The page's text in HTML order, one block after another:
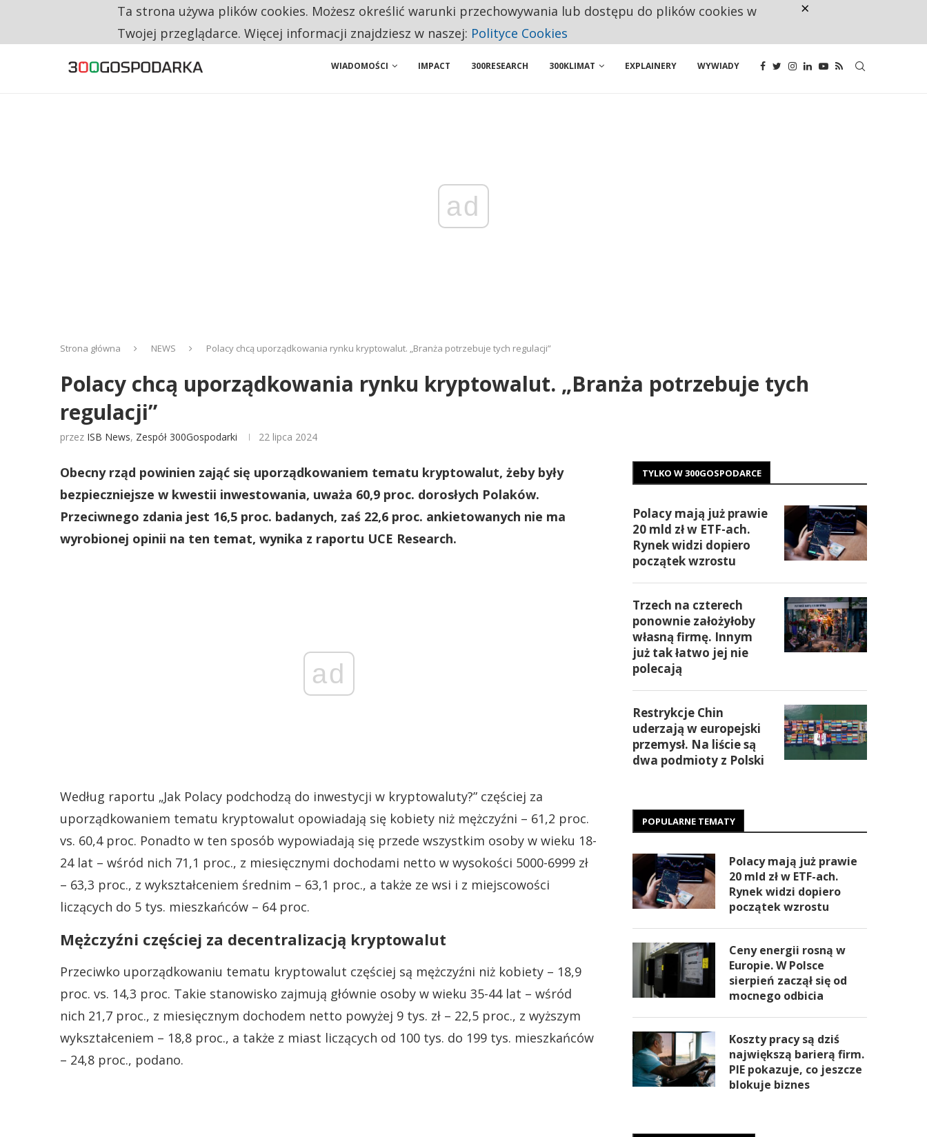
RESTRYKCJE CHIN UDERZAJĄ W EUROPEJSKI PRZEMYSŁ. NA LIŚCIE SĄ DWA PODMIOTY Z POLSKI
WIADOMOŚCI IMPACT 300RESEARCH 300KLIMAT EXPLAINERY WYWIADY
ad
Strona główna NEWS Polacy chcą uporządkowania rynku kryptowalut. „Branża potrzebuje tych regulacji”
Polacy chcą uporządkowania rynku kryptowalut. „Branża potrzebuje tych
regulacji”
przez ISB News, Zespół 300Gospodarki 22 lipca 2024
Obecny rząd powinien zająć się uporządkowaniem tematu kryptowalut, żeby były
bezpieczniejsze w kwestii inwestowania, uważa 60,9 proc. dorosłych Polaków.
Przeciwnego zdania jest 16,5 proc. badanych, zaś 22,6 proc. ankietowanych nie ma
wyrobionej opinii na ten temat, wynika z raportu UCE Research.
ad
Według raportu „Jak Polacy podchodzą do inwestycji w kryptowaluty?” częściej za
uporządkowaniem tematu kryptowalut opowiadają się kobiety niż mężczyźni – 61,2 proc.
vs. 60,4 proc. Ponadto w ten sposób wypowiadają się przede wszystkim osoby w wieku 18-
24 lat – wśród nich 71,1 proc., z miesięcznymi dochodami netto w wysokości 5000-6999 zł
– 63,3 proc., z wykształceniem średnim – 63,1 proc., a także ze wsi i z miejscowości
liczących do 5 tys. mieszkańców – 64 proc.
Mężczyźni częściej za decentralizacją kryptowalut
Przeciwko uporządkowaniu tematu kryptowalut częściej są mężczyźni niż kobiety – 18,9
proc. vs. 14,3 proc. Takie stanowisko zajmują głównie osoby w wieku 35-44 lat – wśród
nich 21,7 proc., z miesięcznym dochodem netto powyżej 9 tys. zł – 22,5 proc., z wyższym
wykształceniem – 18,8 proc., a także z miast liczących od 100 tys. do 199 tys. mieszkańców
– 24,8 proc., podano.
TYLKO W 300GOSPODARCE
Polacy mają już prawie
20 mld zł w ETF-ach.
Rynek widzi dopiero
początek wzrostu
Trzech na czterech
ponownie założyłoby
własną firmę. Innym
już tak łatwo jej nie
polecają
Restrykcje Chin
uderzają w europejski
przemysł. Na liście są
dwa podmioty z Polski
POPULARNE TEMATY
Polacy mają już prawie
20 mld zł w ETF-ach.
Rynek widzi dopiero
początek wzrostu
Ceny energii rosną w
Europie. W Polsce
sierpień zaczął się od
mocnego odbicia
Koszty pracy są dziś
największą barierą firm.
PIE pokazuje, co jeszcze
blokuje biznes
Ta strona używa plików cookies. Możesz określić warunki przechowywania lub dostępu do plików cookies w
Twojej przeglądarce. Więcej informacji znajdziesz w naszej: Polityce Cookies
×